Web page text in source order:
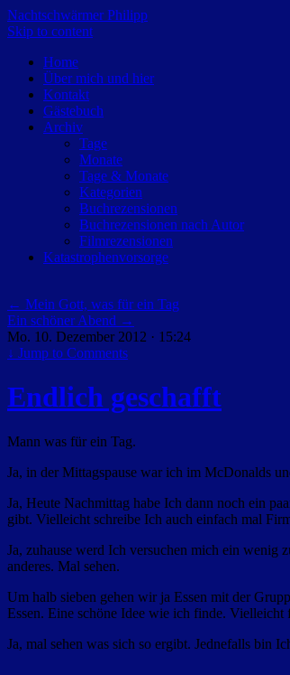
Nachtschwärmer Philipp
Skip to content
Home
Über mich und hier
Kontakt
Gästebuch
Archiv
Tage
Monate
Tage & Monate
Kategorien
Buchrezensionen
Buchrezensionen nach Autor
Filmrezensionen
Katastrophenvorsorge
← Mein Gott, was für ein Tag
Ein schöner Abend →
Mo. 10. Dezember 2012 · 15:24
↓ Jump to Comments
Endlich geschafft
Mann was für ein Tag.
Ja, in der Mittagspause war ich im McDonalds
Ja, Heute Nachmittag habe Ich dann noch ein
gibt. Vielleicht schreibe Ich auch einfach mal
Ja, zuhause werd Ich versuchen mich ein wenig
anderes. Mal sehen.
Um halb sieben gehen wir ja Essen mit der
Essen. Eine schöne Idee wie ich finde.
Ja, mal sehen was sich so ergibt. Jednefalls bin